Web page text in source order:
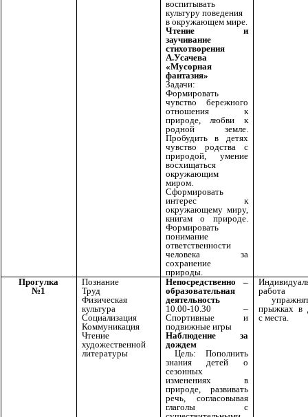
воспитывать
культуру поведения
в окружающем мире.
Чтение и
заучивание
стихотворения
А.Усачева
«Мусорная
фантазия»
Задачи:
Формировать
чувство бережного
отношения к
природе, любви к
родной земле.
Пробудить в детях
чувство родства с
природой, умение
восхищаться
окружающим
миром.
Сформировать
интерес к
окружающему миру,
книгам о природе.
Формировать
понимание
ответственности
человека за
сохранение
природы.
Прогулка
№1
Познание
Труд
Физическая
культура
Социализация
Коммуникация
Чтение
художественной
литературы
Непосредственно –
образовательная
деятельность
10.00-10.30 –
Спортивные и
подвижные игры
Наблюдение за
дождем
Цель: Пополнить
знания детей о
сезонных
изменениях в
природе, развивать
речь, согласовывая
глаголы с
прыжках в
с места.